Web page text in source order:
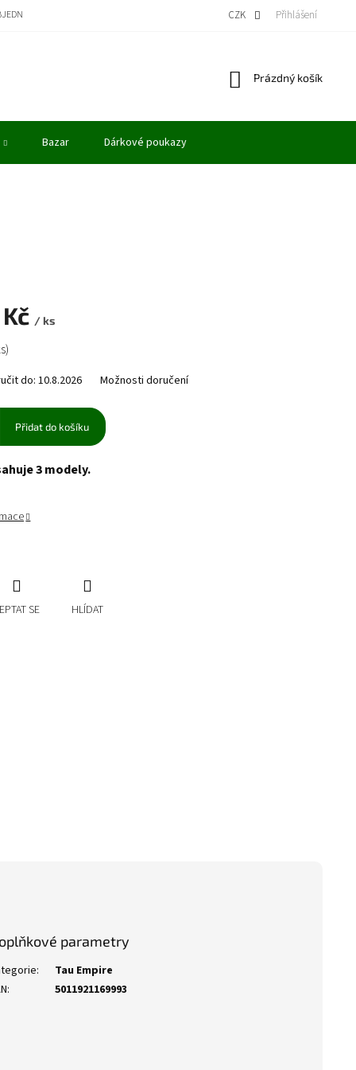
VÝKUP MODELŮ
CZK Přihlášení
Nákupní
Prázdný košík
Bazar Dárkové poukazy
/ ks
do: 10.8.2026 Možnosti doručení
Přidat do košíku
3 modely.
SE HLÍDAT
parametry
:
Tau Empire
: 5011921169993